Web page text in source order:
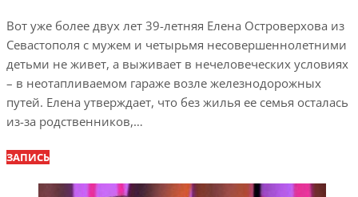
Вот уже более двух лет 39-летняя Елена Островерхова из
Севастополя с мужем и четырьмя несовершеннолетними
детьми не живет, а выживает в нечеловеческих условиях
– в неотапливаемом гараже возле железнодорожных
путей. Елена утверждает, что без жилья ее семья осталась
из-за родственников,…
ЗАПИСЬ